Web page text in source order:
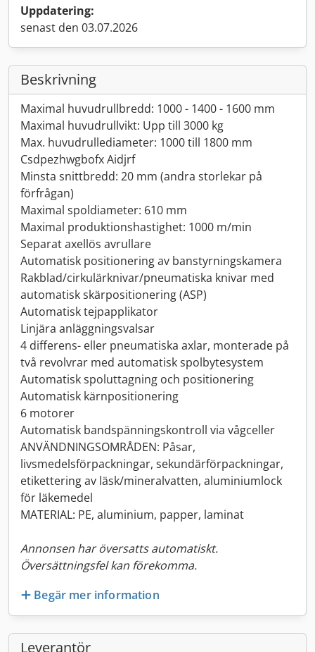
Uppdatering:
senast den 03.07.2026
Beskrivning
Maximal huvudrullbredd: 1000 - 1400 - 1600 mm
Maximal huvudrullvikt: Upp till 3000 kg
Max. huvudrullediameter: 1000 till 1800 mm
Csdpezhwgbofx Aidjrf
Minsta snittbredd: 20 mm (andra storlekar på
förfrågan)
Maximal spoldiameter: 610 mm
Maximal produktionshastighet: 1000 m/min
Separat axellös avrullare
Automatisk positionering av banstyrningskamera
Rakblad/cirkulärknivar/pneumatiska knivar med
automatisk skärpositionering (ASP)
Automatisk tejpapplikator
Linjära anläggningsvalsar
4 differens- eller pneumatiska axlar, monterade på
två revolvrar med automatisk spolbytesystem
Automatisk spoluttagning och positionering
Automatisk kärnpositionering
6 motorer
Automatisk bandspänningskontroll via vågceller
ANVÄNDNINGSOMRÅDEN: Påsar,
livsmedelsförpackningar, sekundärförpackningar,
etikettering av läsk/mineralvatten, aluminiumlock
för läkemedel
MATERIAL: PE, aluminium, papper, laminat
Annonsen har översatts automatiskt.
Översättningsfel kan förekomma.
Begär mer information
Leverantör